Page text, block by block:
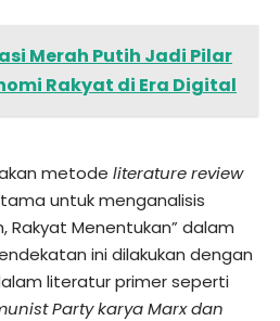
Merah Putih Jadi Pilar
Rakyat di Era Digital
metode literature review
untuk menganalisis
Rakyat Menentukan” dalam
ini dilakukan dengan
literatur primer seperti
Party karya Marx dan